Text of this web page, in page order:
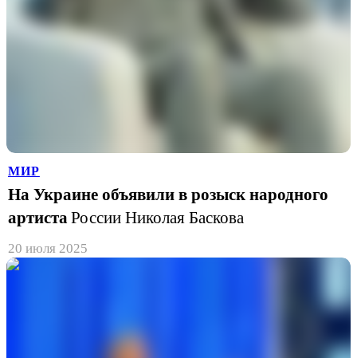
МИР
На Украине объявили в розыск народного
артиста России Николая Баскова
20 июля 2025